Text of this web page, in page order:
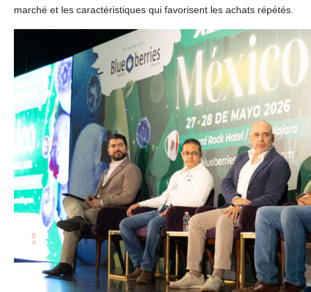
marché et les caractéristiques qui favorisent les achats répétés.